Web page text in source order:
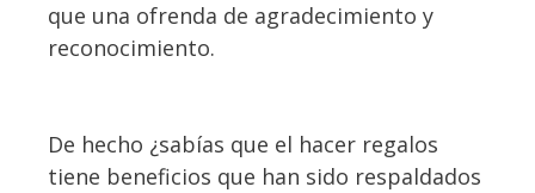
que una ofrenda de agradecimiento y
reconocimiento.
De hecho ¿sabías que el hacer regalos
tiene beneficios que han sido respaldados